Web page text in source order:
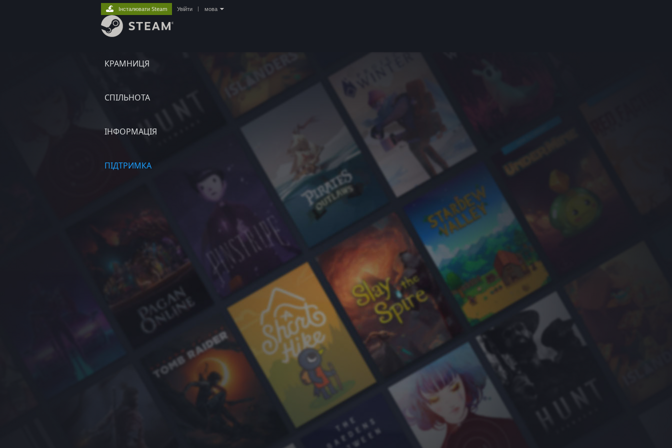
КРАМНИЦЯ
СПІЛЬНОТА
ІНФОРМАЦІЯ
ПІДТРИМКА
Інсталювати Steam Увійти мова